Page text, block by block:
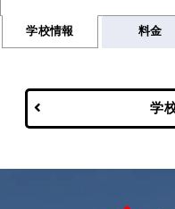
学校情報 料金
学